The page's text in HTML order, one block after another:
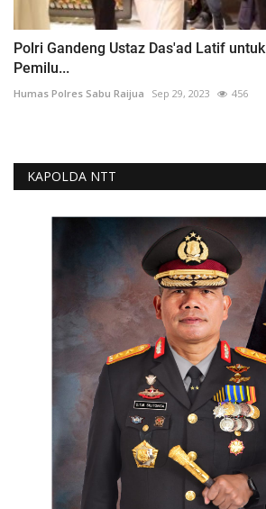
Polri Gandeng Ustaz Das'ad Latif
Pemilu...
Humas Polres Sabu Raijua Sep 29, 2023 456
KAPOLDA NTT